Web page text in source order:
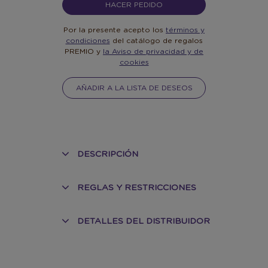
HACER PEDIDO
Por la presente acepto los términos y
condiciones del catálogo de regalos
PREMIO y la Aviso de privacidad y de
cookies
AÑADIR A LA LISTA DE DESEOS
DESCRIPCIÓN
REGLAS Y RESTRICCIONES
DETALLES DEL DISTRIBUIDOR